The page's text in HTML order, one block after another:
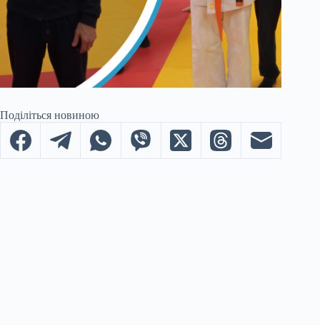
Поділіться новиною